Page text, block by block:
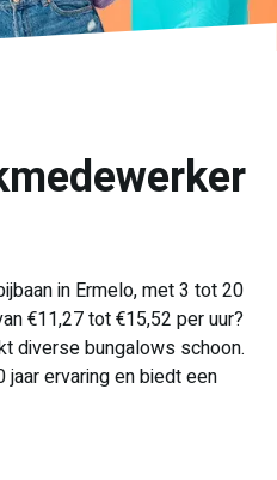
in Ermelo, met 3 tot 20
€11,27 tot €15,52 per uur?
diverse bungalows schoon.
ervaring en biedt een